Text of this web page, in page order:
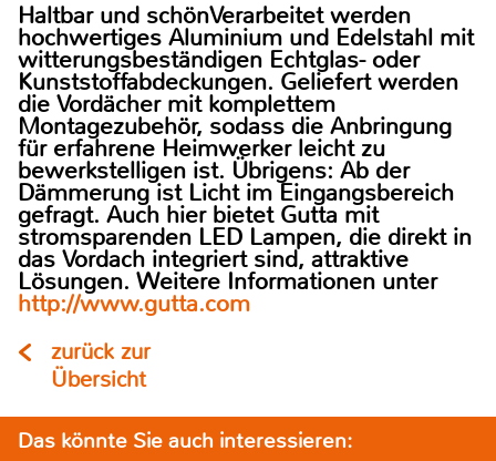
Haltbar und schönVerarbeitet werden
hochwertiges Aluminium und Edelstahl mit
witterungsbeständigen Echtglas- oder
Kunststoffabdeckungen. Geliefert werden
die Vordächer mit komplettem
Montagezubehör, sodass die Anbringung
für erfahrene Heimwerker leicht zu
bewerkstelligen ist. Übrigens: Ab der
Dämmerung ist Licht im Eingangsbereich
gefragt. Auch hier bietet Gutta mit
stromsparenden LED Lampen, die direkt in
das Vordach integriert sind, attraktive
Lösungen. Weitere Informationen unter
http://www.gutta.com
zurück zur
Übersicht
Das könnte Sie auch interessieren: